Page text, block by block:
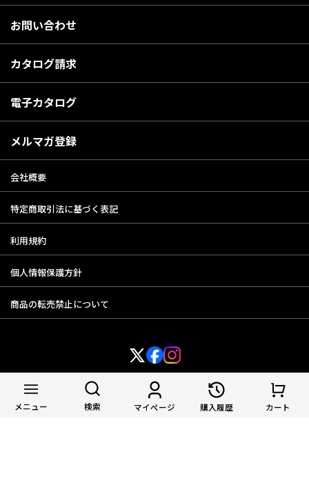
メニュー 検索 マイページ 購入履歴 カート
お問い合わせ
カタログ請求
電子カタログ
メルマガ登録
会社概要
特定商取引法に基づく表記
利用規約
個人情報保護方針
商品の転売禁止について
© YAMAGUCHI ABURAYA FUKUTARO CO.,LTD.